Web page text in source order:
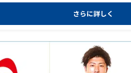
さらに詳しく